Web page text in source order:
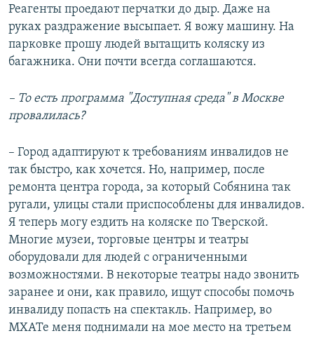
Реагенты проедают перчатки до дыр. Даже на
руках раздражение высыпает. Я вожу машину. На
парковке прошу людей вытащить коляску из
багажника. Они почти всегда соглашаются.
– То есть программа "Доступная среда" в Москве
провалилась?
– Город адаптируют к требованиям инвалидов не
так быстро, как хочется. Но, например, после
ремонта центра города, за который Собянина так
ругали, улицы стали приспособлены для инвалидов.
Я теперь могу ездить на коляске по Тверской.
Многие музеи, торговые центры и театры
оборудовали для людей с ограниченными
возможностями. В некоторые театры надо звонить
заранее и они, как правило, ищут способы помочь
инвалиду попасть на спектакль. Например, во
МХАТе меня поднимали на мое место на третьем